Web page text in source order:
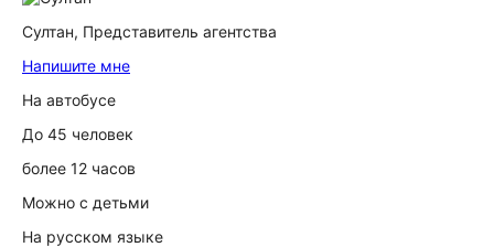
Султан, Представитель агентства
Напишите мне
На автобусе
До 45 человек
более 12 часов
Можно с детьми
На русском языке